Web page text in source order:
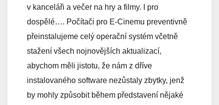
v kanceláři a večer na hry a filmy. I pro
dospělé…. Počítači pro E-Cinemu preventivně
přeinstalujeme celý operační systém včetně
stažení všech nojnovějších aktualizací,
abychom měli jistotu, že nám z dříve
instalovaného software nezůstaly zbytky, jenž
by mohly způsobit během představení nějaké